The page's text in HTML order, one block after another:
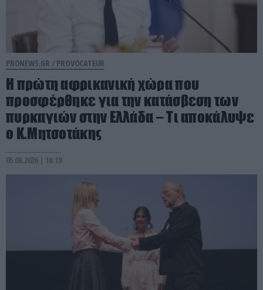
PRONEWS.GR / PROVOCATEUR
Η πρώτη αφρικανική χώρα που
προσφέρθηκε για την κατάσβεση των
πυρκαγιών στην Ελλάδα – Τι αποκάλυψε
ο Κ.Μητσοτάκης
05.08.2026 | 16:19